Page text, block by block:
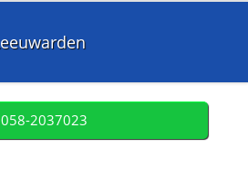
058-2037023